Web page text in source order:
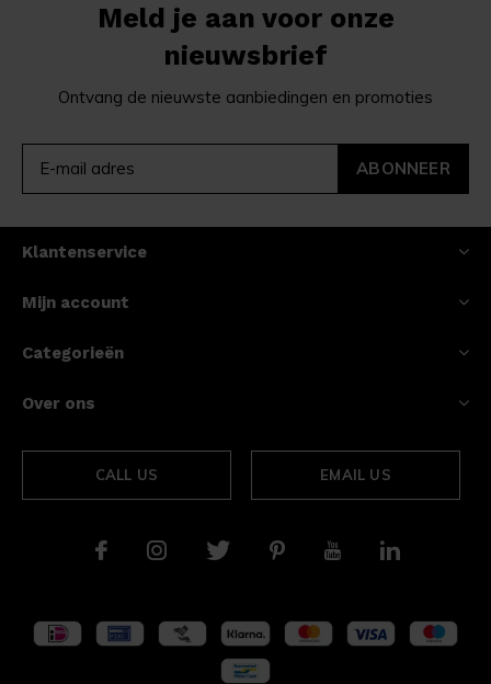
Meld je aan voor onze
nieuwsbrief
Ontvang de nieuwste aanbiedingen en promoties
ABONNEER
Klantenservice
Mijn account
Categorieën
Over ons
CALL US EMAIL US